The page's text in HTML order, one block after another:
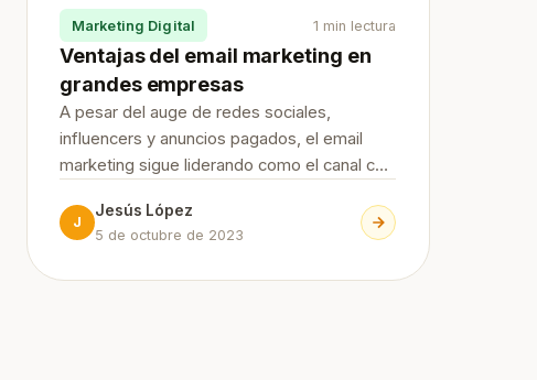
Marketing Digital 1 min lectura
Ventajas del email marketing en
grandes empresas
A pesar del auge de redes sociales,
influencers y anuncios pagados, el email
marketing sigue liderando como el canal con
del marketing digital. Su capacidad para
llegar directamente al usuario, con mensajes
J
Jesús López
5 de octubre de 2023